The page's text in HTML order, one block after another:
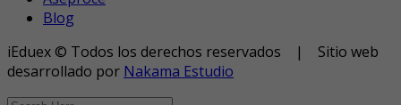
Blog
iEduex © Todos los derechos reservados | Sitio web
desarrollado por Nakama Estudio